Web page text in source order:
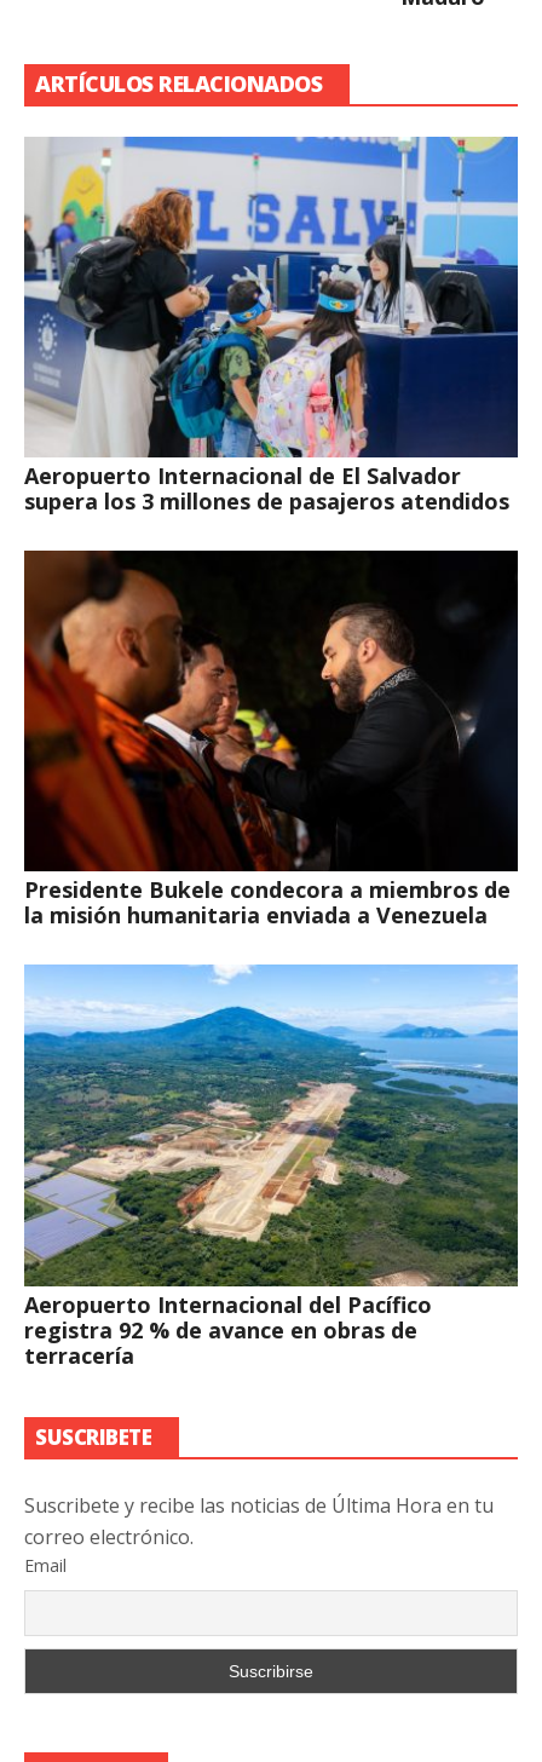
ARTÍCULOS RELACIONADOS
Aeropuerto Internacional de El Salvador
supera los 3 millones de pasajeros atendidos
Presidente Bukele condecora a miembros de
la misión humanitaria enviada a Venezuela
Aeropuerto Internacional del Pacífico
registra 92 % de avance en obras de
terracería
SUSCRIBETE
Suscribete y recibe las noticias de Última Hora en tu
correo electrónico.
Email